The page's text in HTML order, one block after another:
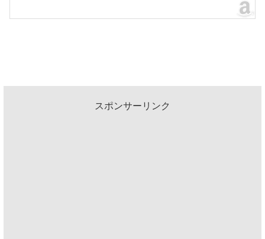
スポンサーリンク